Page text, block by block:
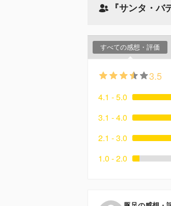
『サンタ・
すべての感想・評価
3.5
4.1 - 5.0
3.1 - 4.0
2.1 - 3.0
1.0 - 2.0